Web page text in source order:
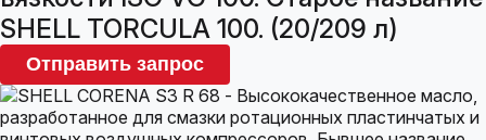
SHELL TORCULA 100. (20/209 л)
Отправить запрос